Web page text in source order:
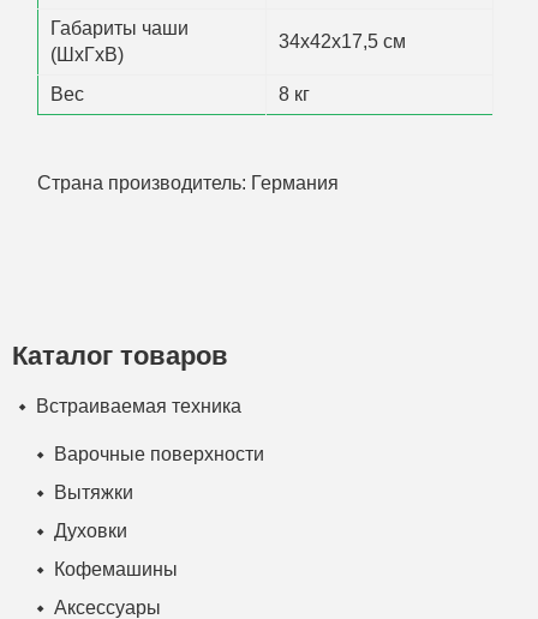
Габариты чаши
(ШхГхВ)
34x42x17,5 см
Вес 8 кг
Страна производитель: Германия
Каталог товаров
Встраиваемая техника
Варочные поверхности
Вытяжки
Духовки
Кофемашины
Аксессуары